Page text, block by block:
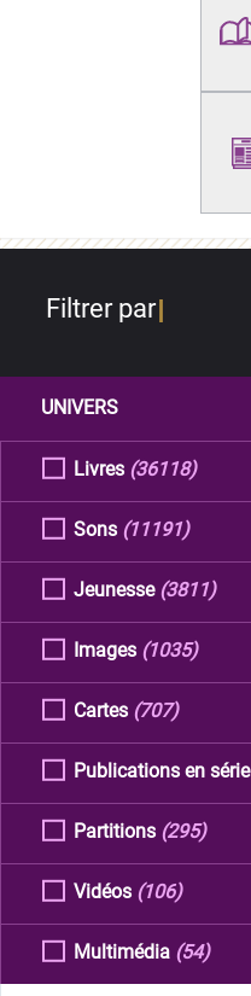
Filtrer par
UNIVERS
Livres (36118)
Sons (11191)
Jeunesse (3811)
Images (1035)
Cartes (707)
Publications en série
Partitions (295)
Vidéos (106)
Multimédia (54)